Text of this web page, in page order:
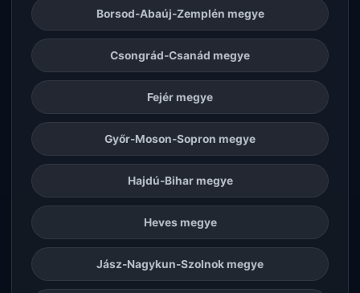
Borsod-Abaúj-Zemplén megye
Csongrád-Csanád megye
Fejér megye
Győr-Moson-Sopron megye
Hajdú-Bihar megye
Heves megye
Jász-Nagykun-Szolnok megye